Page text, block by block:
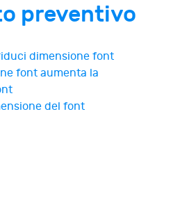
preventivo
dimensione font
aumenta la